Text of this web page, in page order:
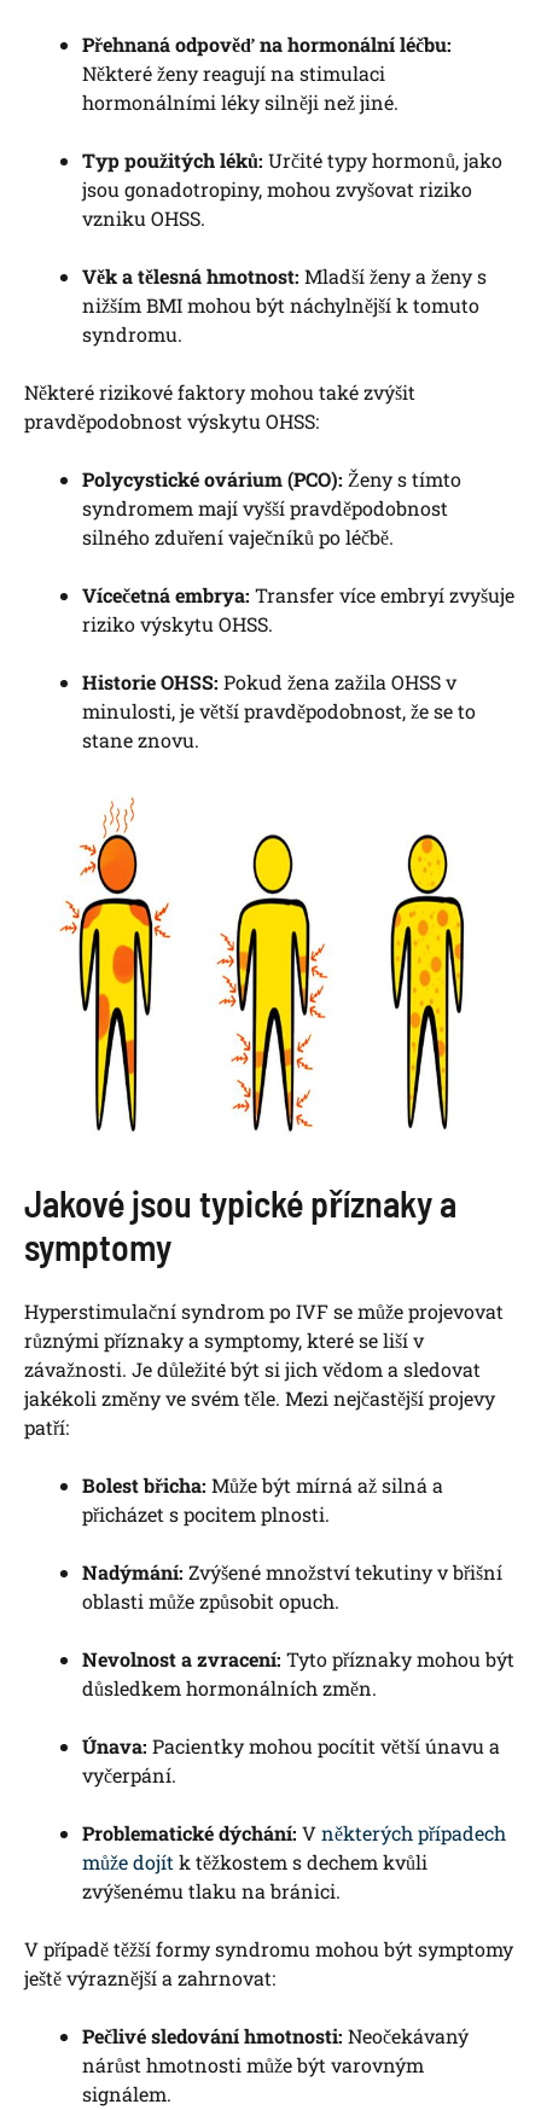
Přehnaná odpověď na hormonální léčbu:
Některé ženy reagují na stimulaci
hormonálními léky silněji než jiné.
Typ použitých léků: Určité typy hormonů, jako
jsou gonadotropiny, mohou zvyšovat riziko
vzniku OHSS.
Věk a tělesná hmotnost: Mladší ženy a ženy s
nižším BMI mohou být náchylnější k tomuto
syndromu.
Některé rizikové faktory mohou také zvýšit
pravděpodobnost výskytu OHSS:
Polycystické ovárium (PCO): Ženy s tímto
syndromem mají vyšší pravděpodobnost
silného zduření vaječníků po léčbě.
Vícečetná embrya: Transfer více embryí zvyšuje
riziko výskytu OHSS.
Historie OHSS: Pokud žena zažila OHSS v
minulosti, je větší pravděpodobnost, že se to
stane znovu.
Jakové jsou typické příznaky a
symptomy
Hyperstimulační syndrom po IVF se může projevovat
různými příznaky a symptomy, které se liší v
závažnosti. Je důležité být si jich vědom a sledovat
jakékoli změny ve svém těle. Mezi nejčastější projevy
patří:
Bolest břicha: Může být mírná až silná a
přicházet s pocitem plnosti.
Nadýmání: Zvýšené množství tekutiny v břišní
oblasti může způsobit opuch.
Nevolnost a zvracení: Tyto příznaky mohou být
důsledkem hormonálních změn.
Únava: Pacientky mohou pocítit větší únavu a
vyčerpání.
Problematické dýchání: Vněkterých případech
může dojít k těžkostem s dechem kvůli
zvýšenému tlaku na bránici.
V případě těžší formy syndromu mohou být symptomy
ještě výraznější a zahrnovat:
Pečlivé sledování hmotnosti: Neočekávaný
nárůst hmotnosti může být varovným
signálem.